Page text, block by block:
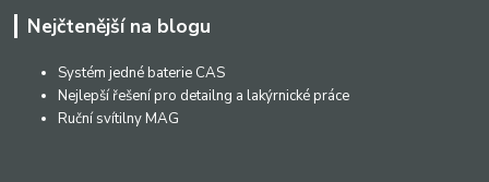
Nejčtenější na blogu
Systém jedné baterie CAS
Nejlepší řešení pro detailng a lakýrnické práce
Ruční svítilny MAG